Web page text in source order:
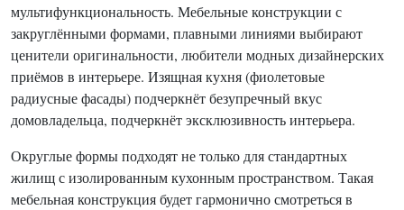
мультифункциональность. Мебельные конструкции с
закруглёнными формами, плавными линиями выбирают
ценители оригинальности, любители модных дизайнерских
приёмов в интерьере. Изящная кухня (фиолетовые
радиусные фасады) подчеркнёт безупречный вкус
домовладельца, подчеркнёт эксклюзивность интерьера.
Округлые формы подходят не только для стандартных
жилищ с изолированным кухонным пространством. Такая
мебельная конструкция будет гармонично смотреться в